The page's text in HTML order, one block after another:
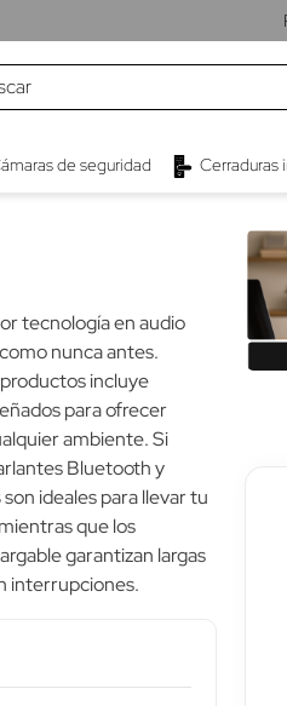
de seguridad Cerraduras
tecnología en audio
nunca antes.
incluye
para ofrecer
ambiente. Si
Bluetooth y
son ideales para llevar tu
que los
garantizan largas
interrupciones.
cámaras
5. camara
6. proyector
7. bombillo
8. micrófono
. cámara exterior
10. bascula